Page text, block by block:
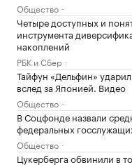
Общество
Четыре доступных и
инструмента
накоплений
РБК и Сбер
Тайфун «Дельфин»
вслед за Японией. Видео
Общество
В Соцфонде назвали
федеральных
Общество
Цукерберга обвинили в